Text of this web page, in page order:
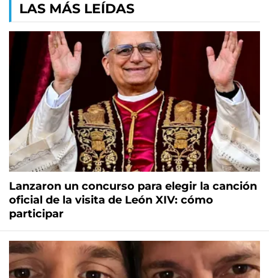
LAS MÁS LEÍDAS
Lanzaron un concurso para elegir la canción
oficial de la visita de León XIV: cómo
participar